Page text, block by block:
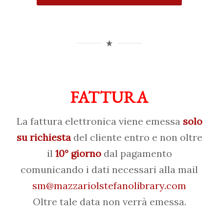
FATTURA
La fattura elettronica viene emessasolo
su richiestadel cliente entro e non oltre
il 10° giornodal pagamento
comunicando i dati necessari alla mail
sm@mazzariolstefanolibrary.com
Oltre tale data non verrà emessa.